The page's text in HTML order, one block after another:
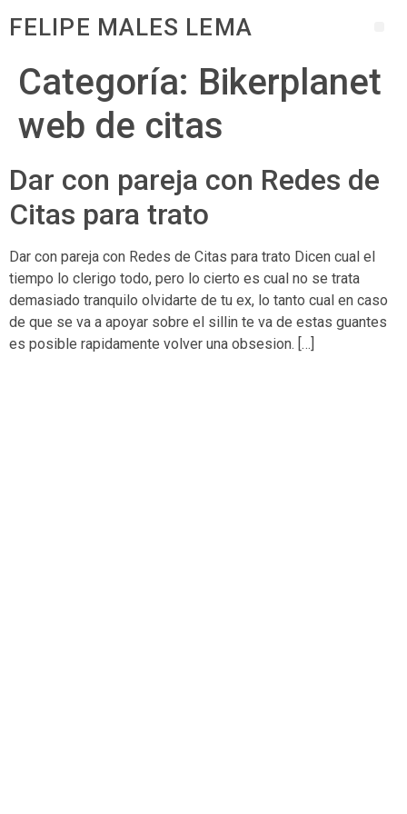
FELIPE MALES LEMA
Categoría: Bikerplanet
web de citas
Dar con pareja con Redes de
Citas para trato
Dar con pareja con Redes de Citas para trato Dicen cual el
tiempo lo clerigo todo, pero lo cierto es cual no se trata
demasiado tranquilo olvidarte de tu ex, lo tanto cual en caso
de que se va a apoyar sobre el silli­n te va de estas guantes
es posible rapidamente volver una obsesion. […]